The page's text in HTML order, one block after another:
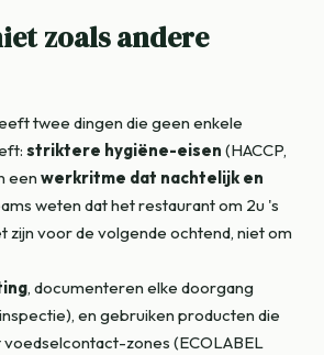
zoals andere
twee dingen die geen enkele
striktere hygiëne-eisen (HACCP,
een werkritme dat nachtelijk en
weten dat het restaurant om 2u 's
zijn voor de volgende ochtend, niet om
, documenteren elke doorgang
en gebruiken producten die
zones (ECOLABEL